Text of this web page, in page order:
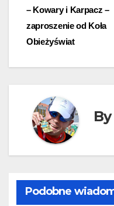
– Kowary i Karpacz –
zaproszenie od Koła
Obieżyświat
By
Podobne